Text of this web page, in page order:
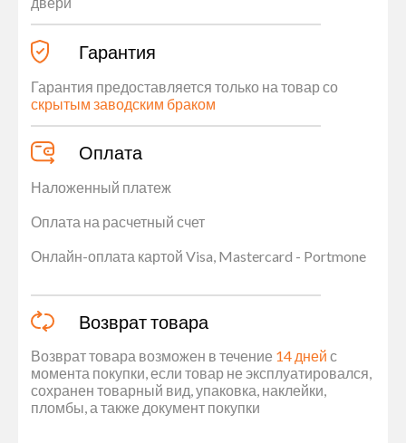
Гарантия
Гарантия предоставляется только на товар со
скрытым заводским браком
Оплата
Наложенный платеж
Оплата на расчетный счет
Онлайн-оплата картой Visa, Mastercard - Portmone
Возврат товара
Возврат товара возможен в течение 14 дней с
момента покупки, если товар не эксплуатировался,
сохранен товарный вид, упаковка, наклейки,
пломбы, а также документ покупки